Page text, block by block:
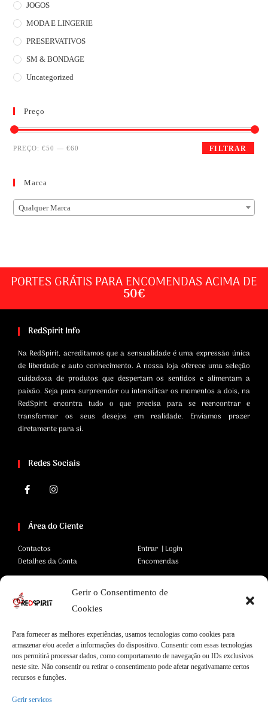
Gerir o Consentimento de
Cookies
Para fornecer as melhores experiências, usamos tecnologias como cookies para
armazenar e/ou aceder a informações do dispositivo. Consentir com essas tecnologias
nos permitirá processar dados, como comportamento de navegação ou IDs exclusivos
neste site. Não consentir ou retirar o consentimento pode afetar negativamante certos
recursos e funções.
Gerir serviços
JOGOS
MODA E LINGERIE
PRESERVATIVOS
SM & BONDAGE
Uncategorized
Preço
FILTRAR
PREÇO:€50 —€60
Marca
Qualquer Marca
PORTES GRÁTIS PARA ENCOMENDAS ACIMA DE
50€
RedSpirit Info
Na RedSpirit, acreditamos que a sensualidade é uma expressão única
de liberdade e auto conhecimento. A nossa loja oferece uma seleção
cuidadosa de produtos que despertam os sentidos e alimentam a
paixão. Seja para surpreender ou intensificar os momentos a dois, na
RedSpirit encontra tudo o que precisa para se reencontrar e
transformar os seus desejos em realidade. Enviamos prazer
diretamente para si.
Redes Sociais
Área do Ciente
Contactos
Detalhes da Conta
Entrar | Login
Encomendas
Área Legal
Termos e Condições
Privacidade
Cookies
Pagamentos Seguros
Envios Seguros
Livro de Reclamações